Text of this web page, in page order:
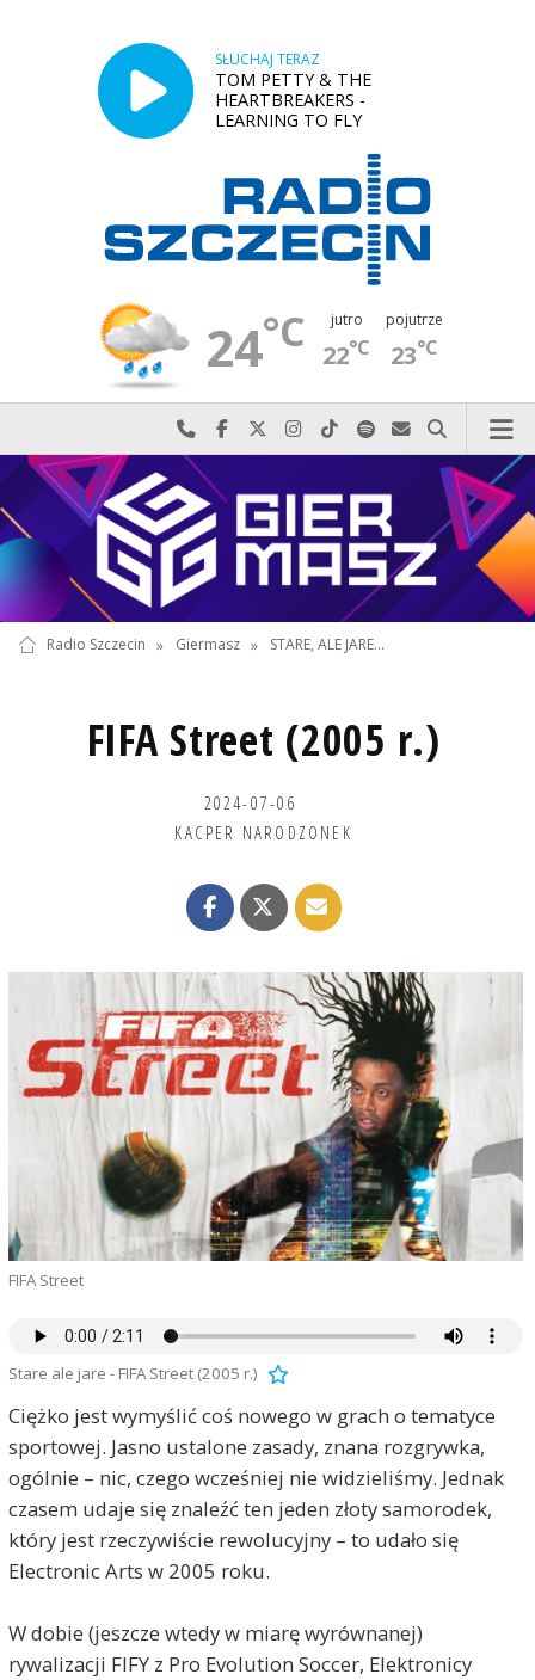
SŁUCHAJ TERAZ
TOM PETTY & THE
HEARTBREAKERS -
LEARNING TO FLY
24°C jutro
22°C
pojutrze
23°C
Najlepiej po prostu do nas zadzwoń
Odwiedź nas na Facebook-u
Odwiedź nas na X
Odwiedź nas na Instagram-ie
Odwiedź nas na TikTok-u
Szukaj nas na Spotify
Wyślij do nas
Szukaj
Radio Szczecin » Giermasz » STARE, ALE JARE...
FIFA Street (2005 r.)
2024-07-06
KACPER NARODZONEK
FIFA Street
Stare ale jare - FIFA Street (2005 r.)
Ciężko jest wymyślić coś nowego w grach o tematyce
sportowej. Jasno ustalone zasady, znana rozgrywka,
ogólnie – nic, czego wcześniej nie widzieliśmy. Jednak
czasem udaje się znaleźć ten jeden złoty samorodek,
który jest rzeczywiście rewolucyjny – to udało się
Electronic Arts w 2005 roku.
W dobie (jeszcze wtedy w miarę wyrównanej)
rywalizacji FIFY z Pro Evolution Soccer, Elektronicy